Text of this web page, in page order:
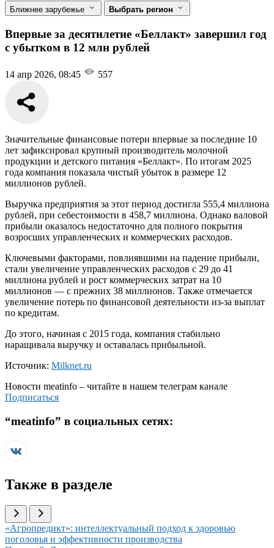
Ближнее зарубежье Выбрать регион
Впервые за десятилетие «Беллакт» завершил год
с убытком в 12 млн рублей
14 апр 2026, 08:45 557
Значительные финансовые потери впервые за последние 10
лет зафиксировал крупный производитель молочной
продукции и детского питания «Беллакт». По итогам 2025
года компания показала чистый убыток в размере 12
миллионов рублей.
Выручка предприятия за этот период достигла 555,4 миллиона
рублей, при себестоимости в 458,7 миллиона. Однако валовой
прибыли оказалось недостаточно для полного покрытия
возросших управленческих и коммерческих расходов.
Ключевыми факторами, повлиявшими на падение прибыли,
стали увеличение управленческих расходов с 29 до 41
миллиона рублей и рост коммерческих затрат на 10
миллионов — с прежних 38 миллионов. Также отмечается
увеличение потерь по финансовой деятельности из-за выплат
по кредитам.
До этого, начиная с 2015 года, компания стабильно
наращивала выручку и оставалась прибыльной.
Источник: Milknet.ru
Новости meatinfo – читайте в нашем телеграм канале
Подписаться
“meatinfo” в социальных сетях:
Также в разделе
Иллюстрация новости
«Агропредикт»: интеллектуальный подход к здоровью
поголовья и эффективности производства